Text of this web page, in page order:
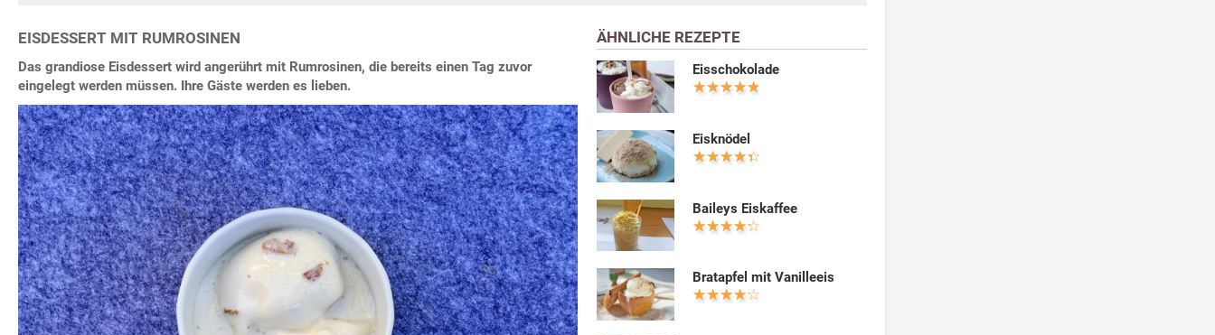
EISDESSERT MIT RUMROSINEN
Das grandiose Eisdessert wird angerührt mit Rumrosinen, die bereits einen Tag zuvor
eingelegt werden müssen. Ihre Gäste werden es lieben.
ÄHNLICHE REZEPTE
Eisschokolade
Eisknödel
Baileys Eiskaffee
Bratapfel mit Vanilleeis